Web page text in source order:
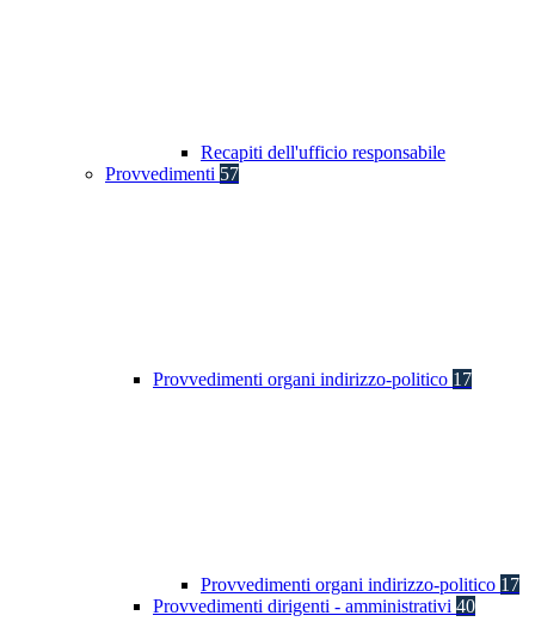
Recapiti dell'ufficio responsabile
Provvedimenti 57
Provvedimenti organi indirizzo-politico 17
Provvedimenti organi indirizzo-politico 17
Provvedimenti dirigenti - amministrativi 40